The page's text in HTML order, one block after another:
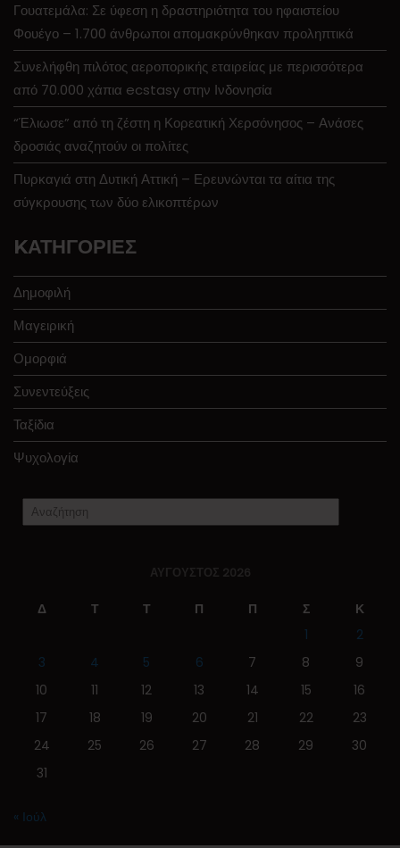
Γουατεμάλα: Σε ύφεση η δραστηριότητα του ηφαιστείου
Φουέγο – 1.700 άνθρωποι απομακρύνθηκαν προληπτικά
Συνελήφθη πιλότος αεροπορικής εταιρείας με περισσότερα
από 70.000 χάπια ecstasy στην Ινδονησία
“Έλιωσε” από τη ζέστη η Κορεατική Χερσόνησος – Ανάσες
δροσιάς αναζητούν οι πολίτες
Πυρκαγιά στη Δυτική Αττική – Ερευνώνται τα αίτια της
σύγκρουσης των δύο ελικοπτέρων
KΑΤΗΓΟΡΊΕΣ
Δημοφιλή
Μαγειρική
Ομορφιά
Συνεντεύξεις
Ταξίδια
Ψυχολογία
ΑΎΓΟΥΣΤΟΣ 2026
Δ Τ Τ Π Π Σ
Κ
1
2
3
4 5 6 7 8
9
10
11 12 13 14 15
16
17
18 19 20 21 22
23
24
25 26 27 28 29
30
31
« Ιούλ